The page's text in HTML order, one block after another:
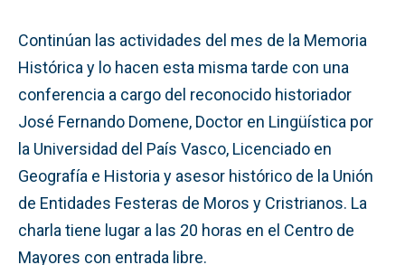
Continúan las actividades del mes de la Memoria
Histórica y lo hacen esta misma tarde con una
conferencia a cargo del reconocido historiador
José Fernando Domene, Doctor en Lingüística por
la Universidad del País Vasco, Licenciado en
Geografía e Historia y asesor histórico de la Unión
de Entidades Festeras de Moros y Cristrianos. La
charla tiene lugar a las 20 horas en el Centro de
Mayores con entrada libre.